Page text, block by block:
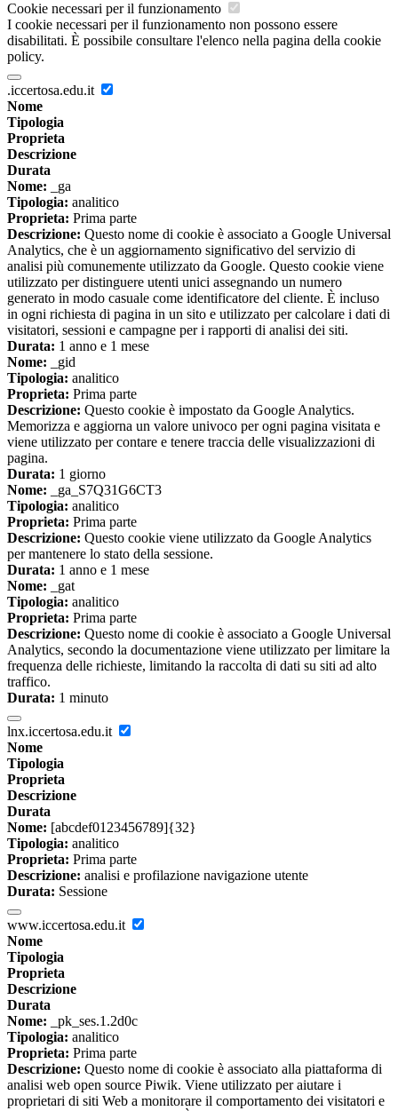
Cookie necessari per il funzionamento
I cookie necessari per il funzionamento non possono essere
disabilitati. È possibile consultare l'elenco nella pagina della cookie
policy.
.iccertosa.edu.it
Nome
Tipologia
Proprieta
Descrizione
Durata
Nome: _ga
Tipologia: analitico
Proprieta: Prima parte
Descrizione: Questo nome di cookie è associato a Google Universal
Analytics, che è un aggiornamento significativo del servizio di
analisi più comunemente utilizzato da Google. Questo cookie viene
utilizzato per distinguere utenti unici assegnando un numero
generato in modo casuale come identificatore del cliente. È incluso
in ogni richiesta di pagina in un sito e utilizzato per calcolare i dati di
visitatori, sessioni e campagne per i rapporti di analisi dei siti.
Durata: 1 anno e 1 mese
Nome: _gid
Tipologia: analitico
Proprieta: Prima parte
Descrizione: Questo cookie è impostato da Google Analytics.
Memorizza e aggiorna un valore univoco per ogni pagina visitata e
viene utilizzato per contare e tenere traccia delle visualizzazioni di
pagina.
Durata: 1 giorno
Nome: _ga_S7Q31G6CT3
Tipologia: analitico
Proprieta: Prima parte
Descrizione: Questo cookie viene utilizzato da Google Analytics
per mantenere lo stato della sessione.
Durata: 1 anno e 1 mese
Nome: _gat
Tipologia: analitico
Proprieta: Prima parte
Descrizione: Questo nome di cookie è associato a Google Universal
Analytics, secondo la documentazione viene utilizzato per limitare la
frequenza delle richieste, limitando la raccolta di dati su siti ad alto
traffico.
Durata: 1 minuto
lnx.iccertosa.edu.it
Nome
Tipologia
Proprieta
Descrizione
Durata
Nome: [abcdef0123456789]{32}
Tipologia: analitico
Proprieta: Prima parte
Descrizione: analisi e profilazione navigazione utente
Durata: Sessione
www.iccertosa.edu.it
Nome
Tipologia
Proprieta
Descrizione
Durata
Nome: _pk_ses.1.2d0c
Tipologia: analitico
Proprieta: Prima parte
Descrizione: Questo nome di cookie è associato alla piattaforma di
analisi web open source Piwik. Viene utilizzato per aiutare i
proprietari di siti Web a monitorare il comportamento dei visitatori e